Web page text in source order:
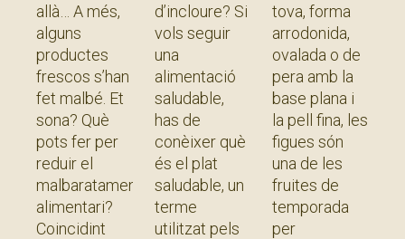
allà… A més,
alguns
productes
frescos s’han
fet malbé. Et
sona? Què
pots fer per
reduir el
malbaratament
alimentari?
Coincidint
d’incloure? Si
vols seguir
una
alimentació
saludable,
has de
conèixer què
és el plat
saludable, un
terme
utilitzat pels
tova, forma
arrodonida,
ovalada o de
pera amb la
base plana i
la pell fina, les
figues són
una de les
fruites de
temporada
per